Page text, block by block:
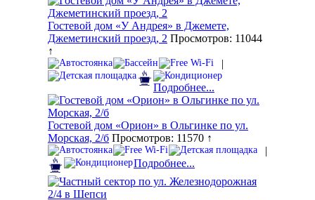
Гостевой дом «У Андрея» в Джемете,
Джеметинский проезд, 2 Просмотров: 11044
↑
|
Подробнее...
Гостевой дом «Орион» в Ольгинке по ул.
Морская, 2/б Просмотров: 11570 ↑
|
Подробнее...